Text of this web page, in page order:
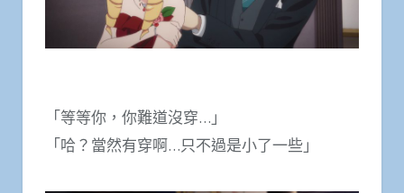
「等等你，你難道沒穿…」
「哈？當然有穿啊…只不過是小了一些」